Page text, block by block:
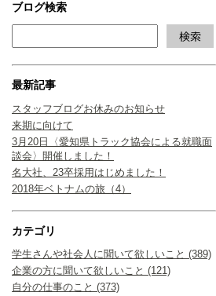
ブログ検索
最新記事
スタッフブログお休みのお知らせ
来期に向けて
3月20日〈愛知県トラック協会による就職面
談会〉開催しました！
名大社、23卒採用はじめました！
2018年ベトナムの旅（4）
カテゴリ
学生さんや社会人に聞いて欲しいこと (389)
企業の方に聞いて欲しいこと (121)
自分の仕事のこと (373)